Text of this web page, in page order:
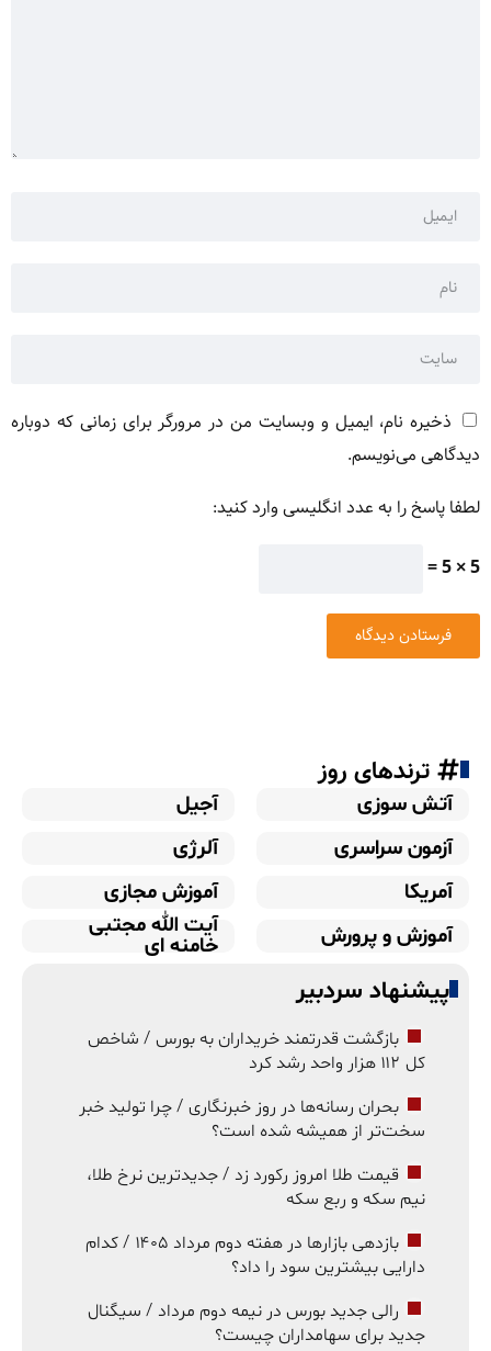
ذخیره نام، ایمیل و وبسایت من در مرورگر برای زمانی که دوباره
دیدگاهی می‌نویسم.
لطفا پاسخ را به عدد انگلیسی وارد کنید:
5 × 5 =
ترندهای روز
آتش سوزی
آجیل
آزمون سراسری
آلرژی
آمریکا
آموزش مجازی
آموزش و پرورش
آیت الله مجتبی
خامنه ای
پیشنهاد سردبیر
بازگشت قدرتمند خریداران به بورس / شاخص
کل ۱۱۲ هزار واحد رشد کرد
بحران رسانه‌ها در روز خبرنگاری / چرا تولید خبر
سخت‌تر از همیشه شده است؟
قیمت طلا امروز رکورد زد / جدیدترین نرخ طلا،
نیم سکه و ربع سکه
بازدهی بازارها در هفته دوم مرداد ۱۴۰۵ / کدام
دارایی بیشترین سود را داد؟
رالی جدید بورس در نیمه دوم مرداد / سیگنال
جدید برای سهامداران چیست؟